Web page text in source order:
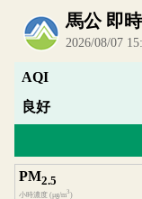
內嵌空氣品質